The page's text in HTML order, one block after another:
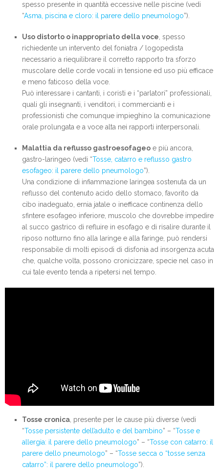
spesso presente in quantità eccessive nelle piscine (vedi
“Asma, piscina e cloro: il parere dello pneumologo”).
Uso distorto o inappropriato della voce, spesso
richiedente un intervento del foniatra / logopedista
necessario a riequilibrare il corretto rapporto tra sforzo
muscolare delle corde vocali in tensione ed uso più efficace
e meno faticoso della voce.
Può interessare i cantanti, i coristi e i “parlatori” professionali,
quali gli insegnanti, i venditori, i commercianti e i
professionisti che comunque impieghino la comunicazione
orale prolungata e a voce alta nei rapporti interpersonali.
Malattia da reflusso gastroesofageo e più ancora,
gastro-laringeo (vedi “Tosse, catarro e reflusso gastro
esofageo: il parere dello pneumologo”).
Una condizione di infiammazione laringea sostenuta da un
reflusso del contenuto acido dello stomaco, favorito da
cibo inadeguato, ernia jatale o inefficace continenza dello
sfintere esofageo inferiore, muscolo che dovrebbe impedire
al succo gastrico di refluire in esofago e di risalire durante il
riposo notturno fino alla laringe e alla faringe, può rendersi
responsabile di molti episodi di disfonia ad insorgenza acuta
che, qualche volta, possono cronicizzare, specie nel caso in
cui tale evento tenda a ripetersi nel tempo.
Tosse cronica , presente per le cause più diverse (vedi
“Tosse persistente dell’adulto e del bambino” – “Tosse e
allergia: il parere dello pneumologo” – “Tosse con catarro: il
parere dello pneumologo” – “Tosse secca o “tosse senza
catarro”: il parere dello pneumologo”).